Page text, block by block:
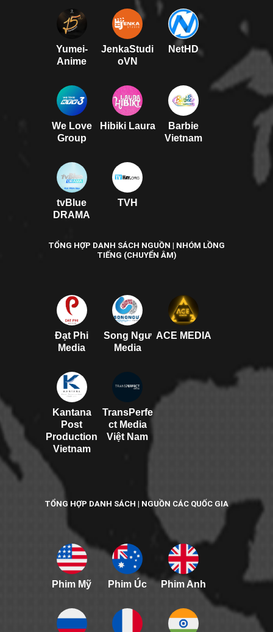
Yumei-
Anime
JenkaStudi
oVN
NetHD
We Love
Group
Hibiki Laura
Barbie
Vietnam
tvBlue
DRAMA
TVH
TỔNG HỢP DANH SÁCH NGUỒN | NHÓM LỒNG
TIẾNG (CHUYỂN ÂM)
Đạt Phi
Media
Song Ngư
Media
ACE MEDIA
Kantana
Post
Production
Vietnam
TransPerfe
ct Media
Việt Nam
TỔNG HỢP DANH SÁCH | NGUỒN CÁC QUỐC GIA
Phim Mỹ Phim Úc Phim Anh